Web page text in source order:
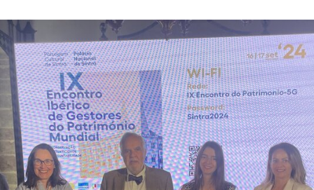
Guimarães Representada no IX Encontro Ibérico de